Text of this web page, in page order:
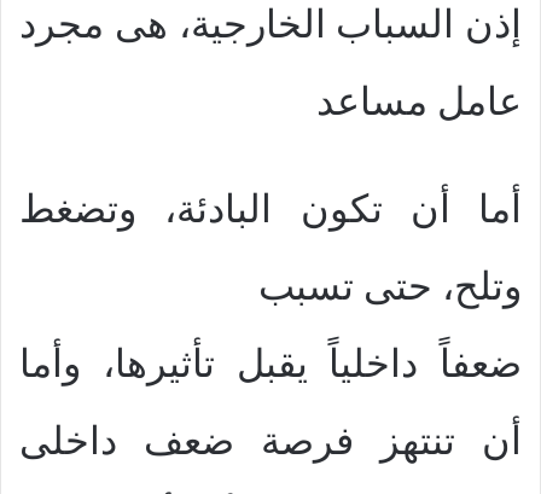
إذن السباب الخارجية، هى مجرد
عامل مساعد
أما أن تكون البادئة، وتضغط
وتلح، حتى تسبب
ضعفاً داخلياً يقبل تأثيرها، وأما
أن تنتهز فرصة ضعف داخلى